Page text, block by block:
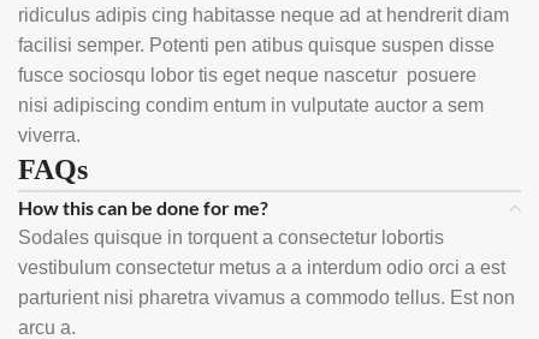
ridiculus adipis cing habitasse neque ad at hendrerit diam
facilisi semper. Potenti pen atibus quisque suspen disse
fusce sociosqu lobor tis eget neque nascetur posuere
nisi adipiscing condim entum in vulputate auctor a sem
viverra.
FAQs
How this can be done for me?
Sodales quisque in torquent a consectetur lobortis
vestibulum consectetur metus a a interdum odio orci a est
parturient nisi pharetra vivamus a commodo tellus. Est non
arcu a.